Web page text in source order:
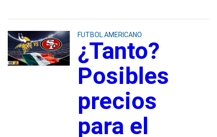
FUTBOL AMERICANO
¿Tanto?
Posibles
precios
para el